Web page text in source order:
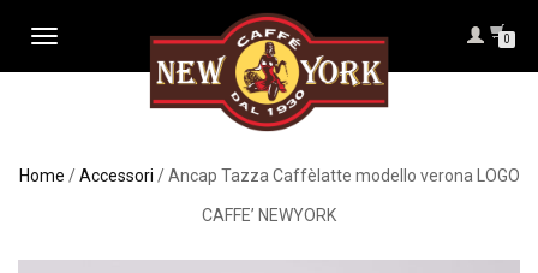
NAVIGAZIONE
0
Home /Accessori / Ancap Tazza Caffèlatte modello verona LOGO
CAFFE’ NEWYORK